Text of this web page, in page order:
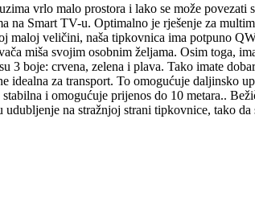
vrlo malo prostora i lako se može povezati
na Smart TV-u. Optimalno je rješenje za
maloj veličini, naša tipkovnica ima potpuno
miša svojim osobnim željama. Osim toga,
boje: crvena, zelena i plava. Tako imate
za transport. To omogućuje daljinsko
i omogućuje prijenos do 10 metara..
na stražnjoj strani tipkovnice, tako